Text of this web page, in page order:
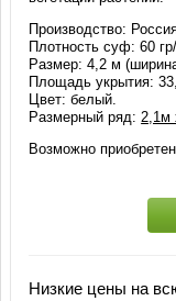
Производство:
Плотность суф: 60
Размер: 4,2 м
Площадь укрытия:
Цвет: белый.
Размерный ряд: 2,1м
Возможно
Низкие цены на